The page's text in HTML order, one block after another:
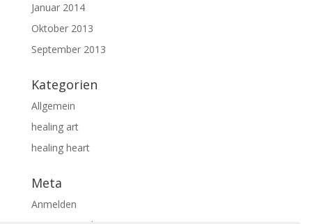
Januar 2014
Oktober 2013
September 2013
Kategorien
Allgemein
healing art
healing heart
Meta
Anmelden